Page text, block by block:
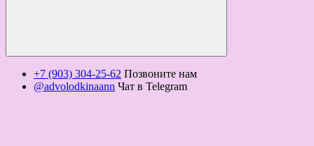
+7 (903) 304-25-62 Позвоните нам
@advolodkinaann Чат в Telegram